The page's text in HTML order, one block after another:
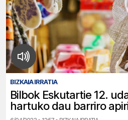
BIZKAIA IRRATIA
Bilbok Eskutartie 12.
hartuko dau barriro